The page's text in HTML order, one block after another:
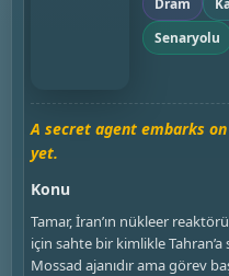
Dram
Senaryolu
A secret agent embarks
yet.
Konu
Tamar, İran’ın nükleer
için sahte bir kimlikle
Mossad ajanıdır ama görev